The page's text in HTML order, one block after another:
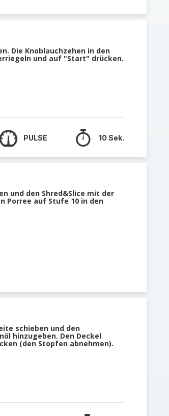
Die Knoblauchzehen in den
und auf "Start" drücken.
PULSE 10 Sek.
und den Shred&Slice mit der
Porree auf Stufe 10 in den
schieben und den
hinzugeben. Den Deckel
(den Stopfen abnehmen).